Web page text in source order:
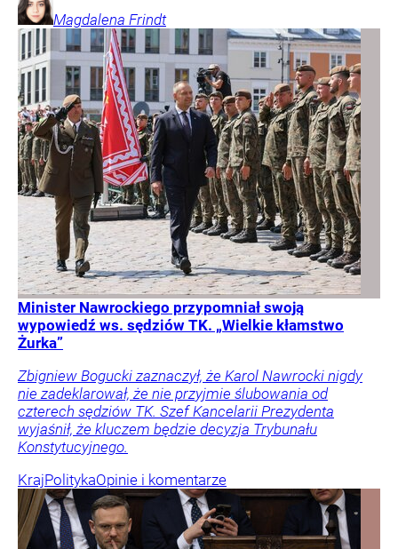
Magdalena Frindt
Minister Nawrockiego przypomniał swoją
wypowiedź ws. sędziów TK. „Wielkie kłamstwo
Żurka”
Zbigniew Bogucki zaznaczył, że Karol Nawrocki nigdy
nie zadeklarował, że nie przyjmie ślubowania od
czterech sędziów TK. Szef Kancelarii Prezydenta
wyjaśnił, że kluczem będzie decyzja Trybunału
Konstytucyjnego.
KrajPolitykaOpinie i komentarze